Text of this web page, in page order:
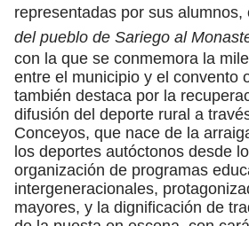
representadas por sus alumnos,
del pueblo de Sariego al
con la que se conmemora la
entre el municipio y el convento
también destaca por la
difusión del deporte rural a
Conceyos, que nace de la
los deportes autóctonos desde
organización de programas
intergeneracionales,
mayores, y la dignificación de